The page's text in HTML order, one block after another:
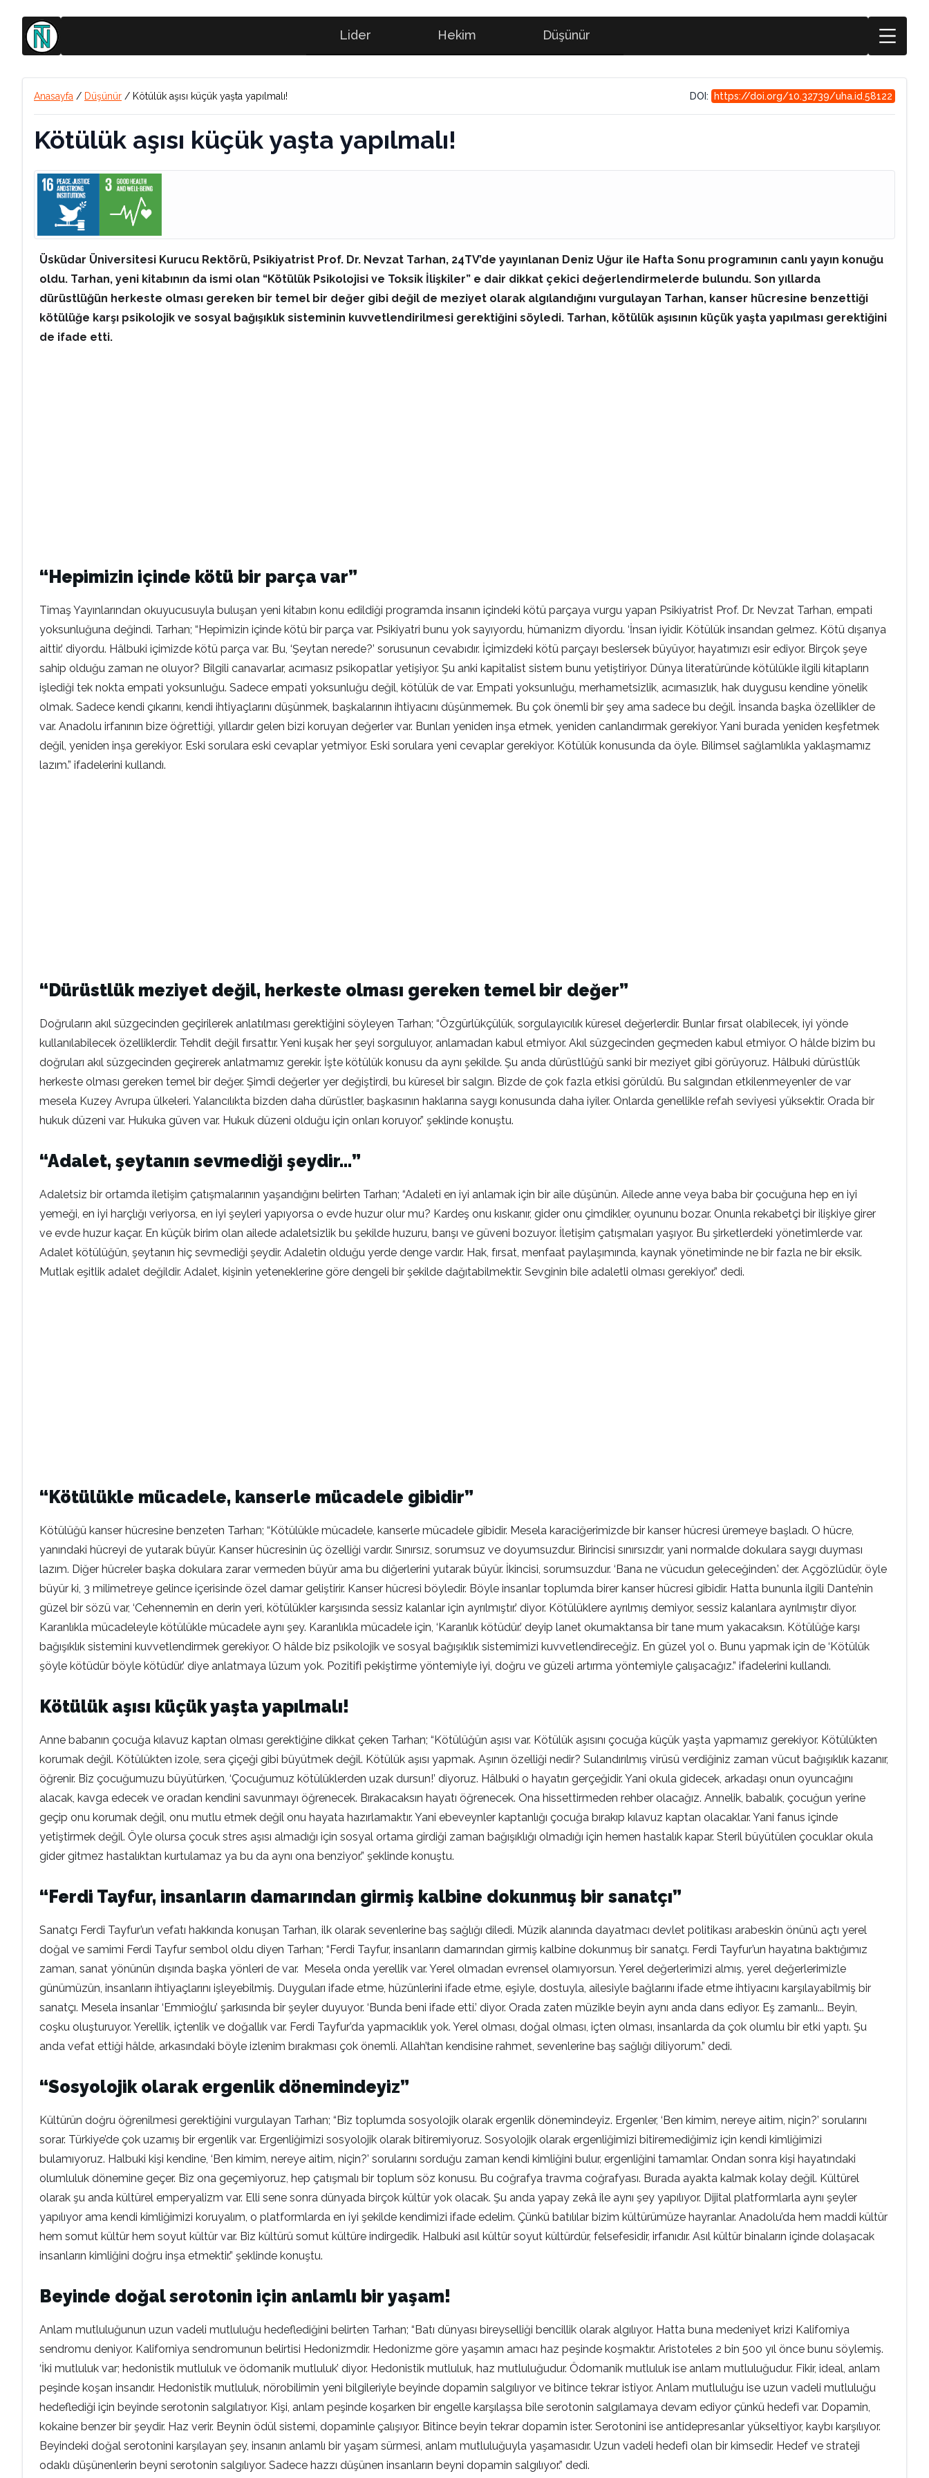
Lider Hekim Düşünür
Anasayfa / Düşünür / Kötülük aşısı küçük yaşta yapılmalı! DOI: https://doi.org/10.32739/uha.id.58122
Kötülük aşısı küçük yaşta yapılmalı!
Üsküdar Üniversitesi Kurucu Rektörü, Psikiyatrist Prof. Dr. Nevzat Tarhan, 24TV’de yayınlanan Deniz Uğur ile Hafta Sonu programının canlı yayın konuğu
oldu. Tarhan, yeni kitabının da ismi olan “Kötülük Psikolojisi ve Toksik İlişkiler” e dair dikkat çekici değerlendirmelerde bulundu. Son yıllarda
dürüstlüğün herkeste olması gereken bir temel bir değer gibi değil de meziyet olarak algılandığını vurgulayan Tarhan, kanser hücresine benzettiği
kötülüğe karşı psikolojik ve sosyal bağışıklık sisteminin kuvvetlendirilmesi gerektiğini söyledi. Tarhan, kötülük aşısının küçük yaşta yapılması gerektiğini
de ifade etti.
“Hepimizin içinde kötü bir parça var”
Timaş Yayınlarından okuyucusuyla buluşan yeni kitabın konu edildiği programda insanın içindeki kötü parçaya vurgu yapan Psikiyatrist Prof. Dr. Nevzat Tarhan, empati
yoksunluğuna değindi. Tarhan; “Hepimizin içinde kötü bir parça var. Psikiyatri bunu yok sayıyordu, hümanizm diyordu. ‘İnsan iyidir. Kötülük insandan gelmez. Kötü dışarıya
aittir.’ diyordu. Hâlbuki içimizde kötü parça var. Bu, ‘Şeytan nerede?’ sorusunun cevabıdır. İçimizdeki kötü parçayı beslersek büyüyor, hayatımızı esir ediyor. Birçok şeye
sahip olduğu zaman ne oluyor? Bilgili canavarlar, acımasız psikopatlar yetişiyor. Şu anki kapitalist sistem bunu yetiştiriyor. Dünya literatüründe kötülükle ilgili kitapların
işlediği tek nokta empati yoksunluğu. Sadece empati yoksunluğu değil, kötülük de var. Empati yoksunluğu, merhametsizlik, acımasızlık, hak duygusu kendine yönelik
olmak. Sadece kendi çıkarını, kendi ihtiyaçlarını düşünmek, başkalarının ihtiyacını düşünmemek. Bu çok önemli bir şey ama sadece bu değil. İnsanda başka özellikler de
var. Anadolu irfanının bize öğrettiği, yıllardır gelen bizi koruyan değerler var. Bunları yeniden inşa etmek, yeniden canlandırmak gerekiyor. Yani burada yeniden keşfetmek
değil, yeniden inşa gerekiyor. Eski sorulara eski cevaplar yetmiyor. Eski sorulara yeni cevaplar gerekiyor. Kötülük konusunda da öyle. Bilimsel sağlamlıkla yaklaşmamız
lazım.” ifadelerini kullandı.
“Dürüstlük meziyet değil, herkeste olması gereken temel bir değer”
Doğruların akıl süzgecinden geçirilerek anlatılması gerektiğini söyleyen Tarhan; “Özgürlükçülük, sorgulayıcılık küresel değerlerdir. Bunlar fırsat olabilecek, iyi yönde
kullanılabilecek özelliklerdir. Tehdit değil fırsattır. Yeni kuşak her şeyi sorguluyor, anlamadan kabul etmiyor. Akıl süzgecinden geçmeden kabul etmiyor. O hâlde bizim bu
doğruları akıl süzgecinden geçirerek anlatmamız gerekir. İşte kötülük konusu da aynı şekilde. Şu anda dürüstlüğü sanki bir meziyet gibi görüyoruz. Hâlbuki dürüstlük
herkeste olması gereken temel bir değer. Şimdi değerler yer değiştirdi, bu küresel bir salgın. Bizde de çok fazla etkisi görüldü. Bu salgından etkilenmeyenler de var
mesela Kuzey Avrupa ülkeleri. Yalancılıkta bizden daha dürüstler, başkasının haklarına saygı konusunda daha iyiler. Onlarda genellikle refah seviyesi yüksektir. Orada bir
hukuk düzeni var. Hukuka güven var. Hukuk düzeni olduğu için onları koruyor.” şeklinde konuştu.
“Adalet, şeytanın sevmediği şeydir…”
Adaletsiz bir ortamda iletişim çatışmalarının yaşandığını belirten Tarhan; “Adaleti en iyi anlamak için bir aile düşünün. Ailede anne veya baba bir çocuğuna hep en iyi
yemeği, en iyi harçlığı veriyorsa, en iyi şeyleri yapıyorsa o evde huzur olur mu? Kardeş onu kıskanır, gider onu çimdikler, oyununu bozar. Onunla rekabetçi bir ilişkiye girer
ve evde huzur kaçar. En küçük birim olan ailede adaletsizlik bu şekilde huzuru, barışı ve güveni bozuyor. İletişim çatışmaları yaşıyor. Bu şirketlerdeki yönetimlerde var.
Adalet kötülüğün, şeytanın hiç sevmediği şeydir. Adaletin olduğu yerde denge vardır. Hak, fırsat, menfaat paylaşımında, kaynak yönetiminde ne bir fazla ne bir eksik.
Mutlak eşitlik adalet değildir. Adalet, kişinin yeteneklerine göre dengeli bir şekilde dağıtabilmektir. Sevginin bile adaletli olması gerekiyor.” dedi.
“Kötülükle mücadele, kanserle mücadele gibidir”
Kötülüğü kanser hücresine benzeten Tarhan; “Kötülükle mücadele, kanserle mücadele gibidir. Mesela karaciğerimizde bir kanser hücresi üremeye başladı. O hücre,
yanındaki hücreyi de yutarak büyür. Kanser hücresinin üç özelliği vardır. Sınırsız, sorumsuz ve doyumsuzdur. Birincisi sınırsızdır, yani normalde dokulara saygı duyması
lazım. Diğer hücreler başka dokulara zarar vermeden büyür ama bu diğerlerini yutarak büyür. İkincisi, sorumsuzdur. ‘Bana ne vücudun geleceğinden.’ der. Açgözlüdür, öyle
büyür ki, 3 milimetreye gelince içerisinde özel damar geliştirir. Kanser hücresi böyledir. Böyle insanlar toplumda birer kanser hücresi gibidir. Hatta bununla ilgili Dante’nin
güzel bir sözü var, ‘Cehennemin en derin yeri, kötülükler karşısında sessiz kalanlar için ayrılmıştır.’ diyor. Kötülüklere ayrılmış demiyor, sessiz kalanlara ayrılmıştır diyor.
Karanlıkla mücadeleyle kötülükle mücadele aynı şey. Karanlıkla mücadele için, ‘Karanlık kötüdür.’ deyip lanet okumaktansa bir tane mum yakacaksın. Kötülüğe karşı
bağışıklık sistemini kuvvetlendirmek gerekiyor. O hâlde biz psikolojik ve sosyal bağışıklık sistemimizi kuvvetlendireceğiz. En güzel yol o. Bunu yapmak için de ‘Kötülük
şöyle kötüdür böyle kötüdür.’ diye anlatmaya lüzum yok. Pozitifi pekiştirme yöntemiyle iyi, doğru ve güzeli artırma yöntemiyle çalışacağız.” ifadelerini kullandı.
Kötülük aşısı küçük yaşta yapılmalı!
Anne babanın çocuğa kılavuz kaptan olması gerektiğine dikkat çeken Tarhan; “Kötülüğün aşısı var. Kötülük aşısını çocuğa küçük yaşta yapmamız gerekiyor. Kötülükten
korumak değil. Kötülükten izole, sera çiçeği gibi büyütmek değil. Kötülük aşısı yapmak. Aşının özelliği nedir? Sulandırılmış virüsü verdiğiniz zaman vücut bağışıklık kazanır,
öğrenir. Biz çocuğumuzu büyütürken, ‘Çocuğumuz kötülüklerden uzak dursun!’ diyoruz. Hâlbuki o hayatın gerçeğidir. Yani okula gidecek, arkadaşı onun oyuncağını
alacak, kavga edecek ve oradan kendini savunmayı öğrenecek. Bırakacaksın hayatı öğrenecek. Ona hissettirmeden rehber olacağız. Annelik, babalık, çocuğun yerine
geçip onu korumak değil, onu mutlu etmek değil onu hayata hazırlamaktır. Yani ebeveynler kaptanlığı çocuğa bırakıp kılavuz kaptan olacaklar. Yani fanus içinde
yetiştirmek değil. Öyle olursa çocuk stres aşısı almadığı için sosyal ortama girdiği zaman bağışıklığı olmadığı için hemen hastalık kapar. Steril büyütülen çocuklar okula
gider gitmez hastalıktan kurtulamaz ya bu da aynı ona benziyor.” şeklinde konuştu.
“Ferdi Tayfur, insanların damarından girmiş kalbine dokunmuş bir sanatçı”
Sanatçı Ferdi Tayfur’un vefatı hakkında konuşan Tarhan, ilk olarak sevenlerine baş sağlığı diledi. Müzik alanında dayatmacı devlet politikası arabeskin önünü açtı yerel
doğal ve samimi Ferdi Tayfur sembol oldu diyen Tarhan; “Ferdi Tayfur, insanların damarından girmiş kalbine dokunmuş bir sanatçı. Ferdi Tayfur’un hayatına baktığımız
zaman, sanat yönünün dışında başka yönleri de var. Mesela onda yerellik var. Yerel olmadan evrensel olamıyorsun. Yerel değerlerimizi almış, yerel değerlerimizle
günümüzün, insanların ihtiyaçlarını işleyebilmiş. Duyguları ifade etme, hüzünlerini ifade etme, eşiyle, dostuyla, ailesiyle bağlarını ifade etme ihtiyacını karşılayabilmiş bir
sanatçı. Mesela insanlar ‘Emmioğlu’ şarkısında bir şeyler duyuyor. ‘Bunda beni ifade etti.’ diyor. Orada zaten müzikle beyin aynı anda dans ediyor. Eş zamanlı... Beyin,
coşku oluşturuyor. Yerellik, içtenlik ve doğallık var. Ferdi Tayfur’da yapmacıklık yok. Yerel olması, doğal olması, içten olması, insanlarda da çok olumlu bir etki yaptı. Şu
anda vefat ettiği hâlde, arkasındaki böyle izlenim bırakması çok önemli. Allah’tan kendisine rahmet, sevenlerine baş sağlığı diliyorum.” dedi.
“Sosyolojik olarak ergenlik dönemindeyiz”
Kültürün doğru öğrenilmesi gerektiğini vurgulayan Tarhan; “Biz toplumda sosyolojik olarak ergenlik dönemindeyiz. Ergenler, ‘Ben kimim, nereye aitim, niçin?’ sorularını
sorar. Türkiye’de çok uzamış bir ergenlik var. Ergenliğimizi sosyolojik olarak bitiremiyoruz. Sosyolojik olarak ergenliğimizi bitiremediğimiz için kendi kimliğimizi
bulamıyoruz. Halbuki kişi kendine, ‘Ben kimim, nereye aitim, niçin?’ sorularını sorduğu zaman kendi kimliğini bulur, ergenliğini tamamlar. Ondan sonra kişi hayatındaki
olumluluk dönemine geçer. Biz ona geçemiyoruz, hep çatışmalı bir toplum söz konusu. Bu coğrafya travma coğrafyası. Burada ayakta kalmak kolay değil. Kültürel
olarak şu anda kültürel emperyalizm var. Elli sene sonra dünyada birçok kültür yok olacak. Şu anda yapay zekâ ile aynı şey yapılıyor. Dijital platformlarla aynı şeyler
yapılıyor ama kendi kimliğimizi koruyalım, o platformlarda en iyi şekilde kendimizi ifade edelim. Çünkü batılılar bizim kültürümüze hayranlar. Anadolu’da hem maddi kültür
hem somut kültür hem soyut kültür var. Biz kültürü somut kültüre indirgedik. Halbuki asıl kültür soyut kültürdür, felsefesidir, irfanıdır. Asıl kültür binaların içinde dolaşacak
insanların kimliğini doğru inşa etmektir.” şeklinde konuştu.
Beyinde doğal serotonin için anlamlı bir yaşam!
Anlam mutluluğunun uzun vadeli mutluluğu hedeflediğini belirten Tarhan; “Batı dünyası bireyselliği bencillik olarak algılıyor. Hatta buna medeniyet krizi Kaliforniya
sendromu deniyor. Kaliforniya sendromunun belirtisi Hedonizmdir. Hedonizme göre yaşamın amacı haz peşinde koşmaktır. Aristoteles 2 bin 500 yıl önce bunu söylemiş.
‘İki mutluluk var; hedonistik mutluluk ve ödomanik mutluluk’ diyor. Hedonistik mutluluk, haz mutluluğudur. Ödomanik mutluluk ise anlam mutluluğudur. Fikir, ideal, anlam
peşinde koşan insandır. Hedonistik mutluluk, nörobilimin yeni bilgileriyle beyinde dopamin salgılıyor ve bitince tekrar istiyor. Anlam mutluluğu ise uzun vadeli mutluluğu
hedeflediği için beyinde serotonin salgılatıyor. Kişi, anlam peşinde koşarken bir engelle karşılaşsa bile serotonin salgılamaya devam ediyor çünkü hedefi var. Dopamin,
kokaine benzer bir şeydir. Haz verir. Beynin ödül sistemi, dopaminle çalışıyor. Bitince beyin tekrar dopamin ister. Serotonini ise antidepresanlar yükseltiyor, kaybı karşılıyor.
Beyindeki doğal serotonini karşılayan şey, insanın anlamlı bir yaşam sürmesi, anlam mutluluğuyla yaşamasıdır. Uzun vadeli hedefi olan bir kimsedir. Hedef ve strateji
odaklı düşünenlerin beyni serotonin salgılıyor. Sadece hazzı düşünen insanların beyni dopamin salgılıyor.” dedi.